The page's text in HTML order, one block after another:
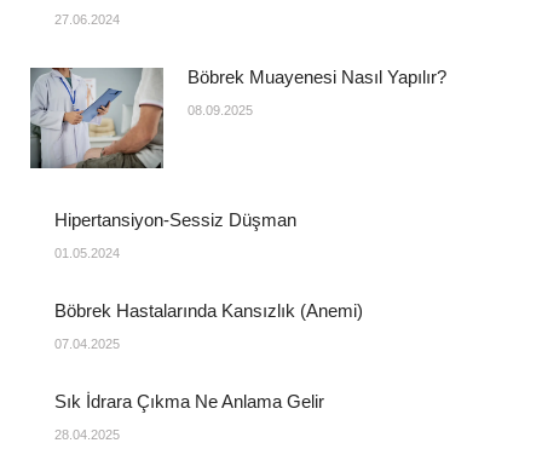
27.06.2024
Böbrek Muayenesi Nasıl Yapılır?
08.09.2025
Hipertansiyon-Sessiz Düşman
01.05.2024
Böbrek Hastalarında Kansızlık (Anemi)
07.04.2025
Sık İdrara Çıkma Ne Anlama Gelir
28.04.2025